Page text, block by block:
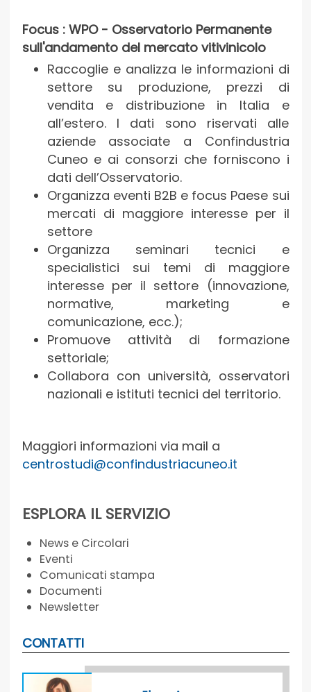
Focus : WPO - Osservatorio Permanente
sull'andamento del mercato vitivinicolo
Raccoglie e analizza le informazioni di
settore su produzione, prezzi di
vendita e distribuzione in Italia e
all’estero. I dati sono riservati alle
aziende associate a Confindustria
Cuneo e ai consorzi che forniscono i
dati dell’Osservatorio.
Organizza eventi B2B e focus Paese sui
mercati di maggiore interesse per il
settore
Organizza seminari tecnici e
specialistici sui temi di maggiore
interesse per il settore (innovazione,
normative, marketing e
comunicazione, ecc.);
Promuove attività di formazione
settoriale;
Collabora con università, osservatori
nazionali e istituti tecnici del territorio.
Maggiori informazioni via mail a
centrostudi@confindustriacuneo.it
ESPLORA IL SERVIZIO
News e Circolari
Eventi
Comunicati stampa
Documenti
Newsletter
CONTATTI